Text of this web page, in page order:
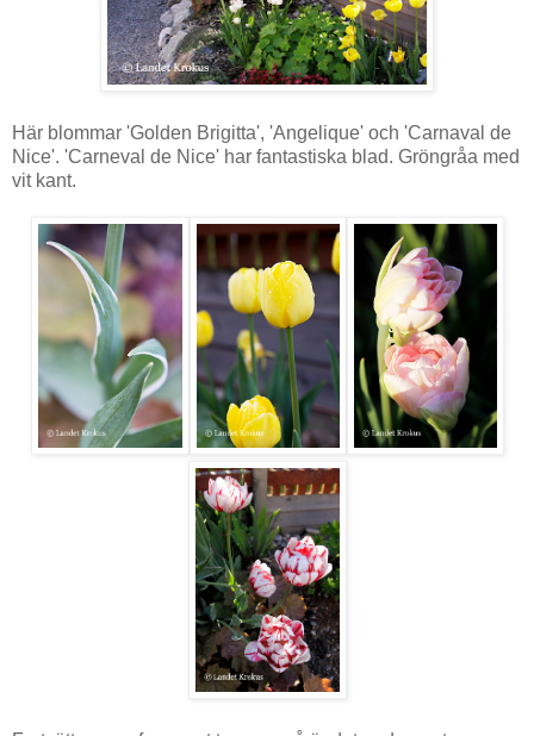
Här blommar 'Golden Brigitta', 'Angelique' och 'Carnaval de
Nice'. 'Carneval de Nice' har fantastiska blad. Gröngråa med
vit kant.